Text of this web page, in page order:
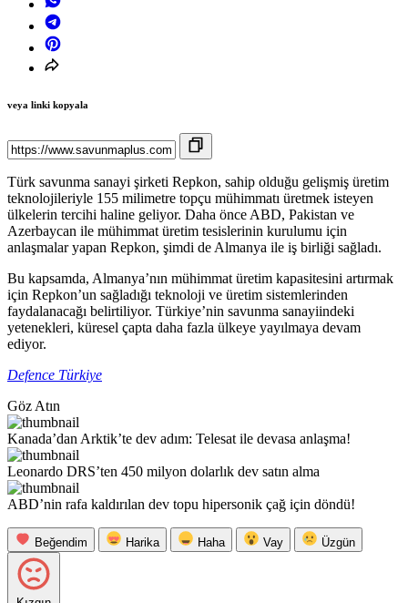
veya linki kopyala
Türk savunma sanayi şirketi Repkon, sahip olduğu gelişmiş üretim
teknolojileriyle 155 milimetre topçu mühimmatı üretmek isteyen
ülkelerin tercihi haline geliyor. Daha önce ABD, Pakistan ve
Azerbaycan ile mühimmat üretim tesislerinin kurulumu için
anlaşmalar yapan Repkon, şimdi de Almanya ile iş birliği sağladı.
Bu kapsamda, Almanya’nın mühimmat üretim kapasitesini artırmak
için Repkon’un sağladığı teknoloji ve üretim sistemlerinden
faydalanacağı belirtiliyor. Türkiye’nin savunma sanayiindeki
yetenekleri, küresel çapta daha fazla ülkeye yayılmaya devam
ediyor.
Defence Türkiye
Göz Atın
Kanada’dan Arktik’te dev adım: Telesat ile devasa anlaşma!
Leonardo DRS’ten 450 milyon dolarlık dev satın alma
ABD’nin rafa kaldırılan dev topu hipersonik çağ için döndü!
Beğendim Harika Haha Vay Üzgün